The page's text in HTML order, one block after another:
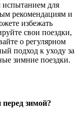
испытанием для
рекомендациям и
избежать
свои поездки,
о регулярном
подход к уходу за
зимние поездки.
зимой?